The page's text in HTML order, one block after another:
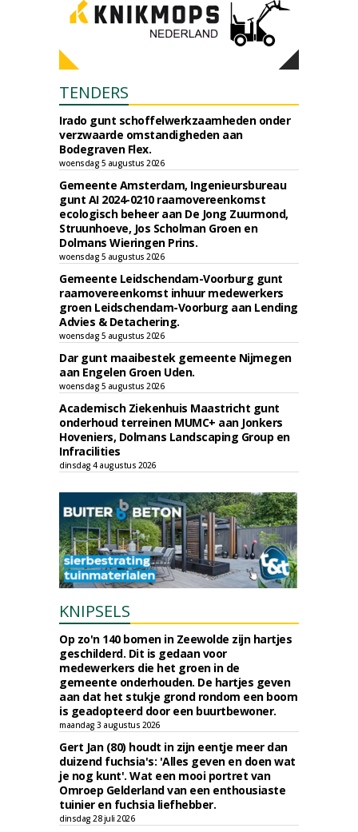
TENDERS
Irado gunt schoffelwerkzaamheden onder
verzwaarde omstandigheden aan
Bodegraven Flex.
woensdag 5 augustus 2026
Gemeente Amsterdam, Ingenieursbureau
gunt AI 2024-0210 raamovereenkomst
ecologisch beheer aan De Jong Zuurmond,
Struunhoeve, Jos Scholman Groen en
Dolmans Wieringen Prins.
woensdag 5 augustus 2026
Gemeente Leidschendam-Voorburg gunt
raamovereenkomst inhuur medewerkers
groen Leidschendam-Voorburg aan Lending
Advies & Detachering.
woensdag 5 augustus 2026
Dar gunt maaibestek gemeente Nijmegen
aan Engelen Groen Uden.
woensdag 5 augustus 2026
Academisch Ziekenhuis Maastricht gunt
onderhoud terreinen MUMC+ aan Jonkers
Hoveniers, Dolmans Landscaping Group en
Infracilities
dinsdag 4 augustus 2026
KNIPSELS
Op zo'n 140 bomen in Zeewolde zijn hartjes
geschilderd. Dit is gedaan voor
medewerkers die het groen in de
gemeente onderhouden. De hartjes geven
aan dat het stukje grond rondom een boom
is geadopteerd door een buurtbewoner.
maandag 3 augustus 2026
Gert Jan (80) houdt in zijn eentje meer dan
duizend fuchsia's: 'Alles geven en doen wat
je nog kunt'. Wat een mooi portret van
Omroep Gelderland van een enthousiaste
tuinier en fuchsia liefhebber.
dinsdag 28 juli 2026